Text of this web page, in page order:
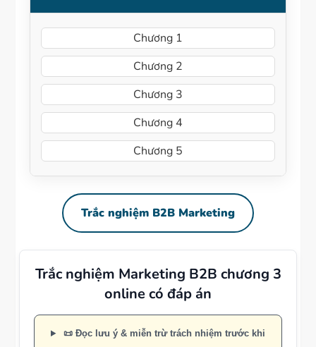
Chương 1
Chương 2
Chương 3
Chương 4
Chương 5
Trắc nghiệm B2B Marketing
Trắc nghiệm Marketing B2B chương 3
online có đáp án
📜 Đọc lưu ý & miễn trừ trách nhiệm trước khi